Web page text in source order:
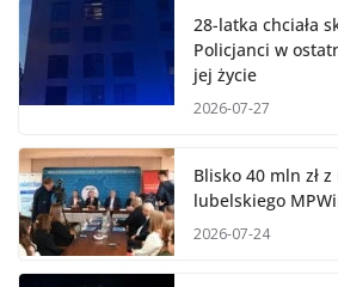
28-latka chciała
Policjanci w
jej życie
2026-07-27
Blisko 40 mln zł z
lubelskiego
2026-07-24